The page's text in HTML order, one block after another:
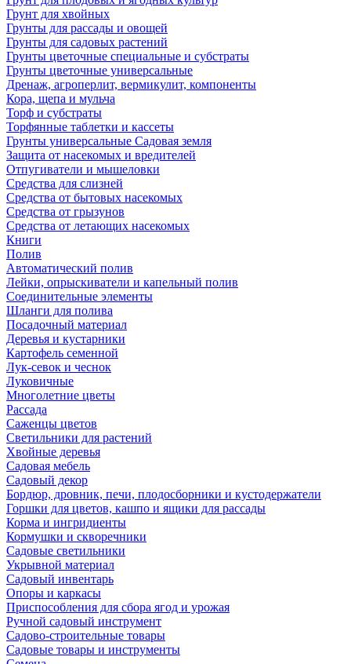
Грунт для хвойных
Грунты для рассады и овощей
Грунты для садовых растений
Грунты цветочные специальные и субстраты
Грунты цветочные универсальные
Дренаж, агроперлит, вермикулит, компоненты
Кора, щепа и мульча
Торф и субстраты
Торфянные таблетки и кассеты
Грунты универсальные Садовая земля
Защита от насекомых и вредителей
Отпугиватели и мышеловки
Средства для слизней
Средства от бытовых насекомых
Средства от грызунов
Средства от летающих насекомых
Книги
Полив
Автоматический полив
Лейки, опрыскиватели и капельный полив
Соединительные элементы
Шланги для полива
Посадочный материал
Деревья и кустарники
Картофель семенной
Лук-севок и чеснок
Луковичные
Многолетние цветы
Рассада
Саженцы цветов
Светильники для растений
Хвойные деревья
Садовая мебель
Садовый декор
Бордюр, дровник, печи, плодосборники и кустодержатели
Горшки для цветов, кашпо и ящики для рассады
Корма и ингридиенты
Кормушки и скворечники
Садовые светильники
Укрывной материал
Садовый инвентарь
Опоры и каркасы
Приспособления для сбора ягод и урожая
Ручной садовый инструмент
Садово-строительные товары
Садовые товары и инструменты